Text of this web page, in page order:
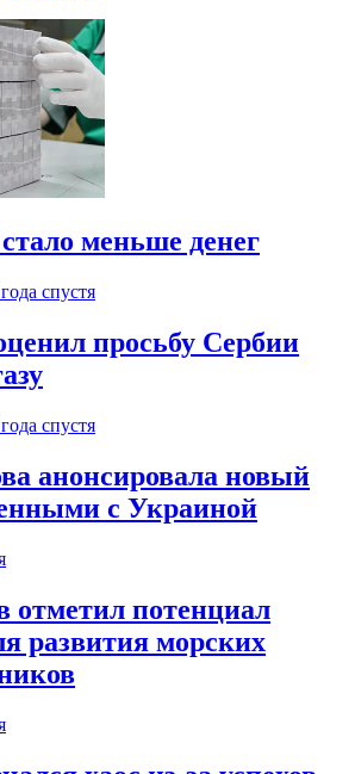
меньше денег
спустя
просьбу Сербии
спустя
анонсировала новый
с Украиной
отметил потенциал
развития морских